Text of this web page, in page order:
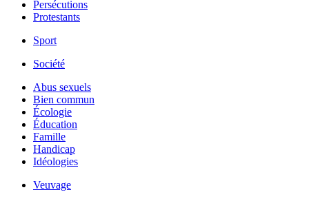
Persécutions
Protestants
Sport
Société
Abus sexuels
Bien commun
Écologie
Éducation
Famille
Handicap
Idéologies
Veuvage